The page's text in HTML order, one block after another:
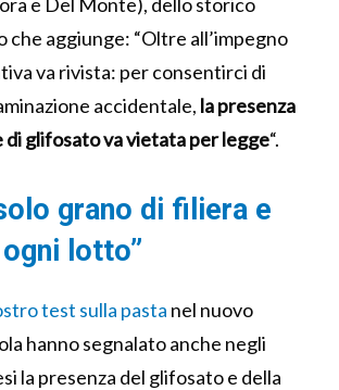
che aggiunge: “Oltre all’impegno
va rivista: per consentirci di
accidentale, la presenza
di glifosato va vietata per legge“.
grano di filiera e
lotto”
test sulla pasta nel nuovo
hanno segnalato anche negli
la presenza del glifosato e della